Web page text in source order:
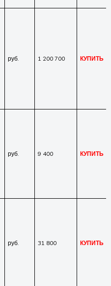
руб. 1 200 700 КУПИТЬ
руб. 9 400 КУПИТЬ
руб. 31 800 КУПИТЬ